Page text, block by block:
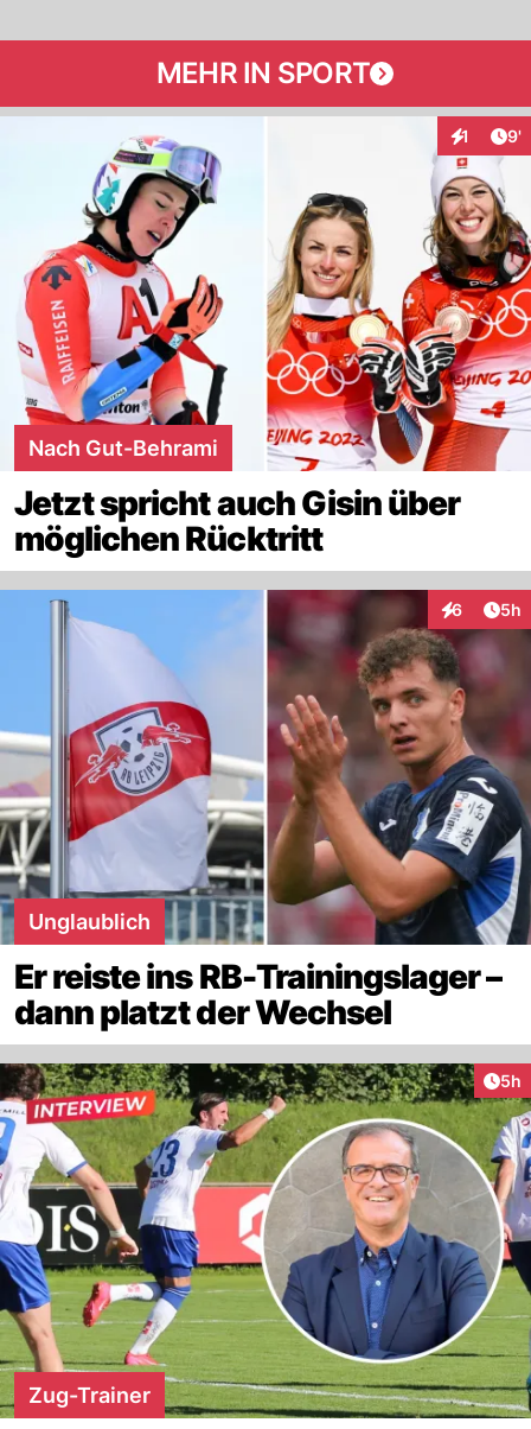
MEHR IN SPORT
1 9'
Nach Gut-Behrami
Jetzt spricht auch Gisin über
möglichen Rücktritt
6 5h
Unglaublich
Er reiste ins RB-Trainingslager –
dann platzt der Wechsel
5h
Zug-Trainer